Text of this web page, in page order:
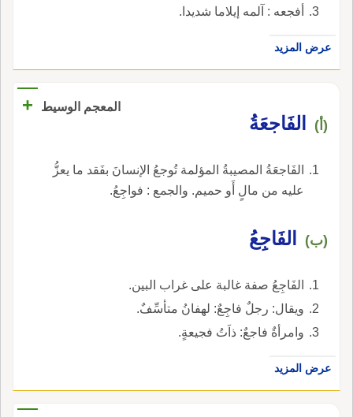
أفجعه : آلمه إيلاما شديدا.
عرض المزيد
المعجم الوسيط +
(أ) الفَاجعَةُ
الفَاجعَةُ المصيبةُ المؤلمة تُوجعُ الإنسانَ بفَقد ما يعزُّ
عليه من مالٍ أَو حميم. والجمع : فواجِعُ.
(ب) الفَاجِعُ
الفَاجِعُ صفة غالبة على غراب البين.
ويقال: رجلٌ فاجِعٌ: لهفانُ متأسِّفٌ.
وامرأةٌ فاجعٌ: ذاَتُ فجيعةٍ.
عرض المزيد